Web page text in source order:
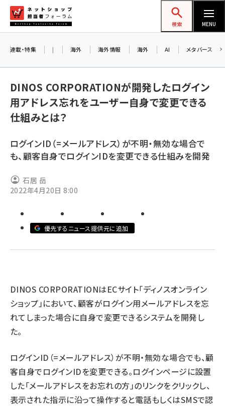
ン
ネットショップ担当者フォーラム
検索 MENU
amazon (2236)
楽天 (1865)
アスクル (1112)
ビィ・フォアード (769)
連載・特集 | 海外 海外情報 海外 AI メタバース
DINOS CORPORATIONが開発したログイン
用アドレス忘れをユーザー自身で変更できる
仕組みとは？
ログインID（=メールアドレス）が不明・無効な場合で
も、顧客自身でログインIDを変更できる仕組みを開発
石居 岳
2022年4月20日 8:00
優先するニュース提供元に追加
DINOS CORPORATIONはECサイト「ディノスオンライン
ショップ」において、顧客がログイン用メールアドレスを忘
れてしまった場合に自身で変更できるシステムを開発し
た。
ログインID（=メールアドレス）が不明・無効な場合でも、顧
客自身でログインIDを変更できる。ログインページに設置
した「メールアドレスをお忘れの方」のリンクをクリックし、
表示された指示に沿って操作すると電話もしくはSMSで認
お